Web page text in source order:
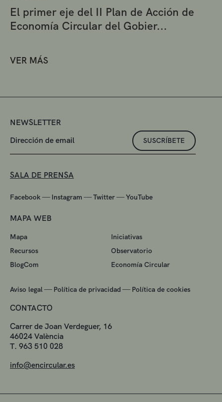
El primer eje del II Plan de Acción de
Economía Circular del Gobier...
VER MÁS
NEWSLETTER
SUSCRÍBETE
SALA DE PRENSA
Facebook — Instagram —Twitter—YouTube
MAPA WEB
Mapa
Iniciativas
Recursos
Observatorio
BlogCom
Economía Circular
Aviso legal — Política de privacidad — Política de cookies
CONTACTO
Carrer de Joan Verdeguer, 16
46024 València
T. 963 510 028
info@encircular.es